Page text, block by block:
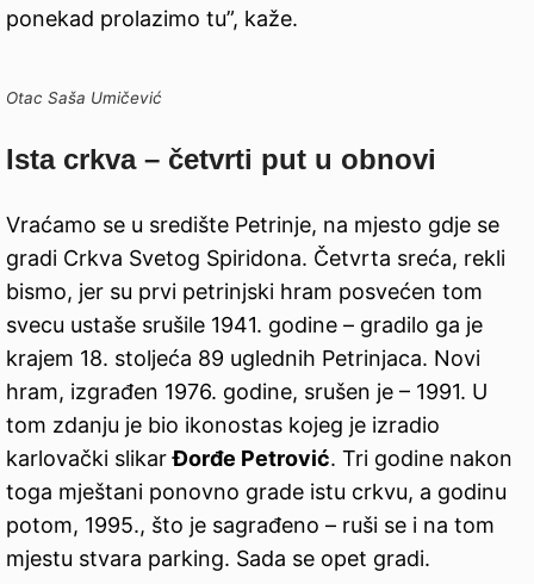
ponekad prolazimo tu”, kaže.
Otac Saša Umičević
Ista crkva – četvrti put u obnovi
Vraćamo se u središte Petrinje, na mjesto gdje se
gradi Crkva Svetog Spiridona. Četvrta sreća, rekli
bismo, jer su prvi petrinjski hram posvećen tom
svecu ustaše srušile 1941. godine – gradilo ga je
krajem 18. stoljeća 89 uglednih Petrinjaca. Novi
hram, izgrađen 1976. godine, srušen je – 1991. U
tom zdanju je bio ikonostas kojeg je izradio
karlovački slikarĐorđe Petrović. Tri godine nakon
toga mještani ponovno grade istu crkvu, a godinu
potom, 1995., što je sagrađeno – ruši se i na tom
mjestu stvara parking. Sada se opet gradi.